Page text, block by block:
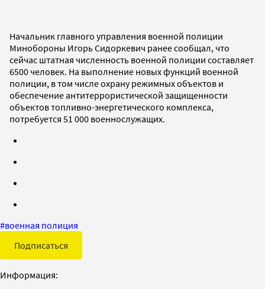
Начальник главного управления военной полиции
Минобороны Игорь Сидоркевич ранее сообщал, что
сейчас штатная численность военной полиции составляет
6500 человек. На выполнение новых функций военной
полиции, в том числе охрану режимных объектов и
обеспечение антитеррористической защищенности
объектов топливно-энергетического комплекса,
потребуется 51 000 военнослужащих.
#военная полиция
Подписаться
Информация: